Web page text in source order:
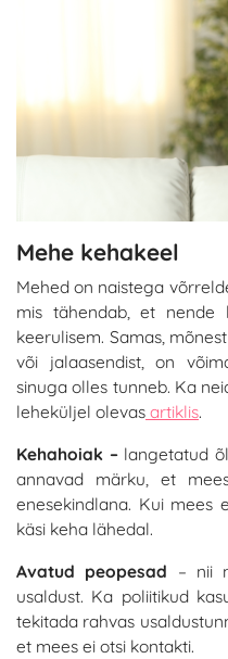
Mehe kehakeel
Mehed on naistega
mis tähendab, et nende
keerulisem. Samas,
või jalaasendist, on
sinuga olles tunneb. Ka
leheküljel olevas artiklis.
Kehahoiak –langetatud
annavad märku, et
enesekindlana. Kui mees
käsi keha lähedal.
Avatud peopesad – nii
usaldust. Ka poliitikud
tekitada rahvas
et mees ei otsi kontakti.